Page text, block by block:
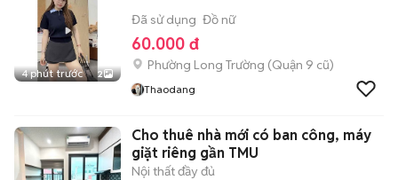
4 phút trước 2
Đã sử dụng Đồ nữ
60.000 đ
Phường Long Trường (Quận 9 cũ)
Thaodang
Cho thuê nhà mới có ban công, máy
giặt riêng gần TMU
Nội thất đầy đủ